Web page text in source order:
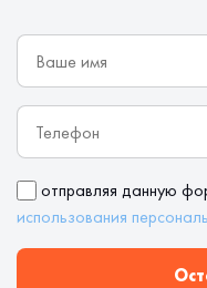
отправляя данную
использования